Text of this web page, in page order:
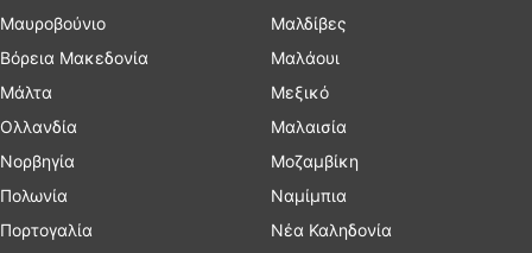
Μαυροβούνιο
Βόρεια Μακεδονία
Μάλτα
Ολλανδία
Νορβηγία
Πολωνία
Πορτογαλία
Μαλδίβες
Μαλάουι
Μεξικό
Μαλαισία
Μοζαμβίκη
Ναμίμπια
Νέα Καληδονία